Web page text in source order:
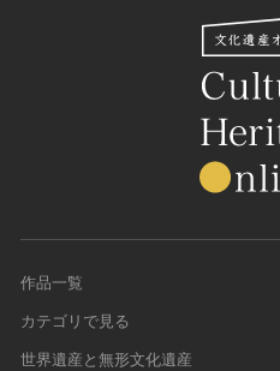
作品一覧
カテゴリで見る
世界遺産と無形文化遺産